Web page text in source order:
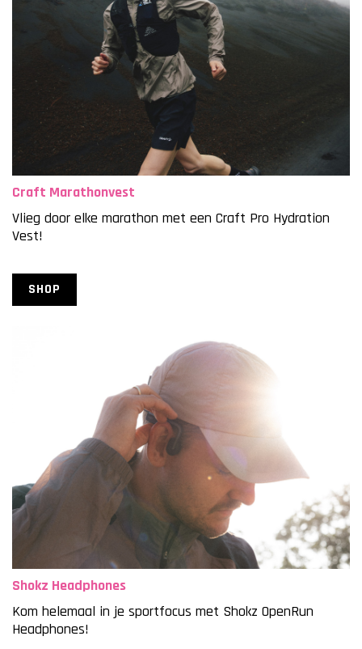
Craft Marathonvest
Vlieg door elke marathon met een Craft Pro Hydration
Vest!
SHOP
Shokz Headphones
Kom helemaal in je sportfocus met Shokz OpenRun
Headphones!